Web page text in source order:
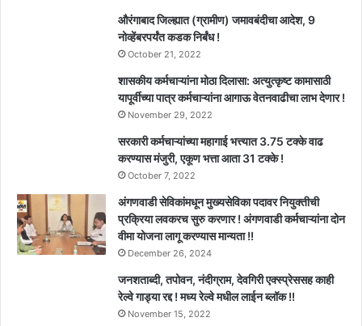
औरंगाबाद जिल्ह्यात (ग्रामीण) जमावबंदीचा आदेश, 9
नोव्हेंबरपर्यंत कडक निर्बंध !
October 21, 2022
शासकीय कर्मचाऱ्यांना मोठा दिलासा: अत्युत्कृष्ट कामासाठी
यापूर्वीच्या पात्र कर्मचाऱ्यांना आगाऊ वेतनवाढीचा लाभ देणार !
November 29, 2022
सरकारी कर्मचाऱ्यांच्या महागाई भत्त्यात 3.75 टक्के वाढ
करण्यास मंजुरी, एकूण भत्ता आता 31 टक्के !
October 7, 2022
अंगणवाडी सेविकांमधून मुख्यसेविका पदावर नियुक्तीची
प्रक्रिया लवकरच सुरु करणार ! अंगणवाडी कर्मचाऱ्यांना दोन
वीमा योजना लागू करण्यास मान्यता !!
December 26, 2024
जनशताब्दी, तपोवन, नंदीग्राम, देवगिरी एक्स्प्रेससह काही
रेल्वे गाड्या रद्द ! मध्य रेल्वे मधील लाईन ब्लॉक !!
November 15, 2022